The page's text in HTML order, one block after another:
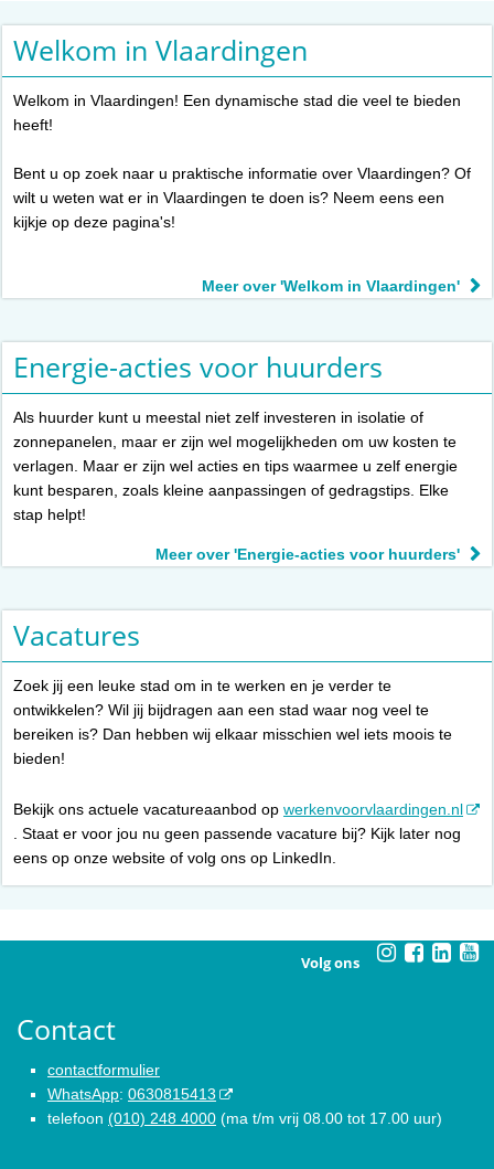
Welkom in Vlaardingen
Welkom in Vlaardingen! Een dynamische stad die veel te bieden
heeft!
Bent u op zoek naar u praktische informatie over Vlaardingen? Of
wilt u weten wat er in Vlaardingen te doen is? Neem eens een
kijkje op deze pagina's!
Meer over 'Welkom in Vlaardingen'
Energie-acties voor huurders
Als huurder kunt u meestal niet zelf investeren in isolatie of
zonnepanelen, maar er zijn wel mogelijkheden om uw kosten te
verlagen. Maar er zijn wel acties en tips waarmee u zelf energie
kunt besparen, zoals kleine aanpassingen of gedragstips. Elke
stap helpt!
Meer over 'Energie-acties voor huurders'
Vacatures
Zoek jij een leuke stad om in te werken en je verder te
ontwikkelen? Wil jij bijdragen aan een stad waar nog veel te
bereiken is? Dan hebben wij elkaar misschien wel iets moois te
bieden!
Bekijk ons actuele vacatureaanbod op werkenvoorvlaardingen.nl
. Staat er voor jou nu geen passende vacature bij? Kijk later nog
eens op onze website of volg ons op LinkedIn.
Volg ons
Contact
contactformulier
WhatsApp: 0630815413
telefoon (010) 248 4000 (ma t/m vrij 08.00 tot 17.00 uur)